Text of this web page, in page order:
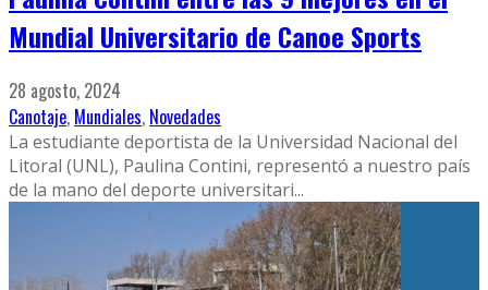
Mundial Universitario de Canoe Sports
28 agosto, 2024
Canotaje, Mundiales, Novedades
La estudiante deportista de la Universidad Nacional del
Litoral (UNL), Paulina Contini, representó a nuestro país
de la mano del deporte universitari...